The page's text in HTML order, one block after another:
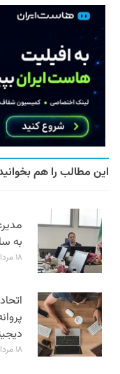
این مطالب را هم
به
۱۸ مرداد ۱۴۰۵
۱۸ مرداد ۱۴۰۵